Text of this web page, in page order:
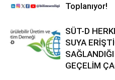
Toplanıyor!
SÜT-D
SUYA
GEÇELİM